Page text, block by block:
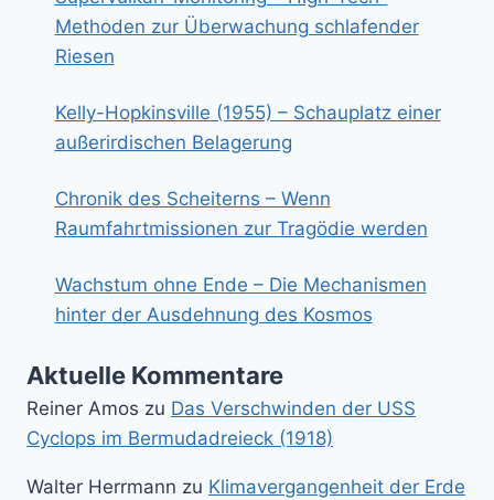
Methoden zur Überwachung schlafender
Riesen
Kelly-Hopkinsville (1955) – Schauplatz einer
außerirdischen Belagerung
Chronik des Scheiterns – Wenn
Raumfahrtmissionen zur Tragödie werden
Wachstum ohne Ende – Die Mechanismen
hinter der Ausdehnung des Kosmos
Aktuelle Kommentare
Reiner Amos zu Das Verschwinden der USS
Cyclops im Bermudadreieck (1918)
Walter Herrmann zu Klimavergangenheit der Erde